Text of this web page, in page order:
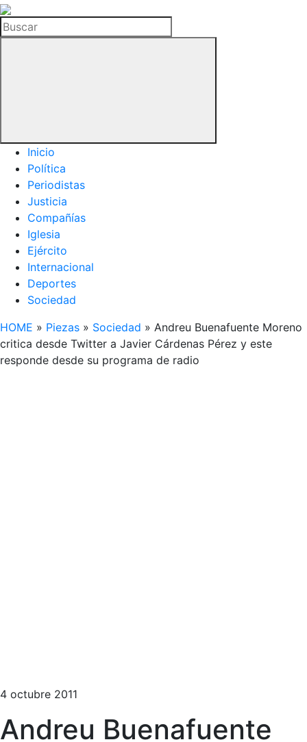
La
Hemeroteca
del
Buscar
Inicio
Política
Periodistas
Justicia
Compañías
Iglesia
Ejército
Internacional
Deportes
Sociedad
HOME » Piezas » Sociedad » Andreu Buenafuente Moreno
critica desde Twitter a Javier Cárdenas Pérez y este
responde desde su programa de radio
4 octubre 2011
Andreu Buenafuente